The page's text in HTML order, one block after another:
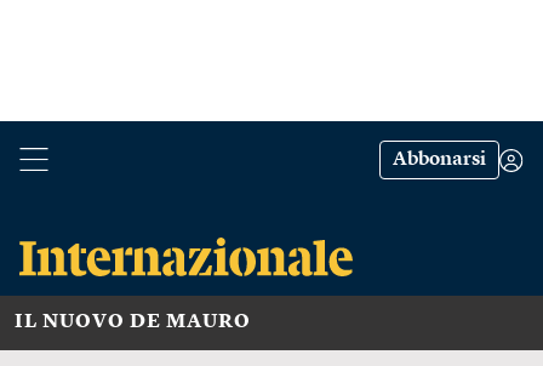
Abbonarsi
IL NUOVO DE MAURO